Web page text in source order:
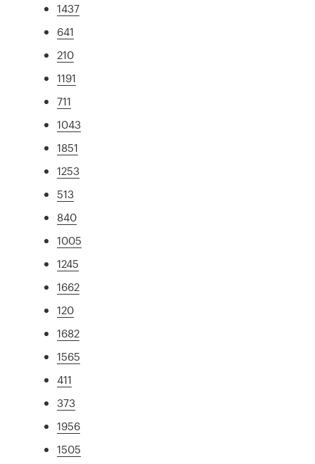
1437
641
210
1191
711
1043
1851
1253
513
840
1005
1245
1662
120
1682
1565
411
373
1956
1505